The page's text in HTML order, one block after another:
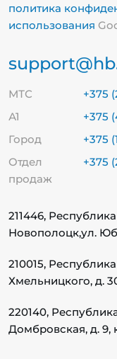
политика
использования
МТС
+375
А1
+375
Город
+375
Отдел
продаж
+375
211446,
Новополоцк,ул.
210015,
Хмельницкого, д.
220140,
Домбровская, д. 9,